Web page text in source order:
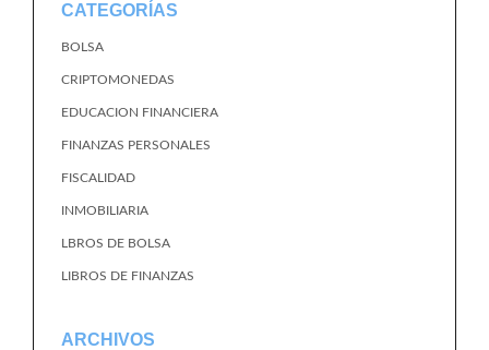
CATEGORÍAS
BOLSA
CRIPTOMONEDAS
EDUCACION FINANCIERA
FINANZAS PERSONALES
FISCALIDAD
INMOBILIARIA
LBROS DE BOLSA
LIBROS DE FINANZAS
ARCHIVOS